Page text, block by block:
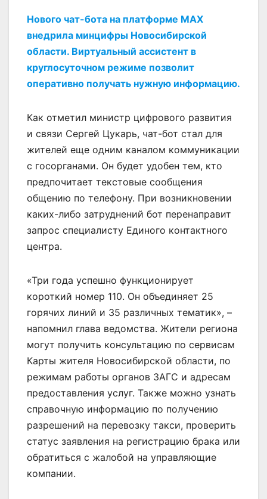
Нового чат-бота на платформе МАХ
внедрила минцифры Новосибирской
области. Виртуальный ассистент в
круглосуточном режиме позволит
оперативно получать нужную информацию.
Как отметил министр цифрового развития
и связи Сергей Цукарь, чат-бот стал для
жителей еще одним каналом коммуникации
с госорганами. Он будет удобен тем, кто
предпочитает текстовые сообщения
общению по телефону. При возникновении
каких-либо затруднений бот перенаправит
запрос специалисту Единого контактного
центра.
«Три года успешно функционирует
короткий номер 110. Он объединяет 25
горячих линий и 35 различных тематик», –
напомнил глава ведомства. Жители региона
могут получить консультацию по сервисам
Карты жителя Новосибирской области, по
режимам работы органов ЗАГС и адресам
предоставления услуг. Также можно узнать
справочную информацию по получению
разрешений на перевозку такси, проверить
статус заявления на регистрацию брака или
обратиться с жалобой на управляющие
компании.